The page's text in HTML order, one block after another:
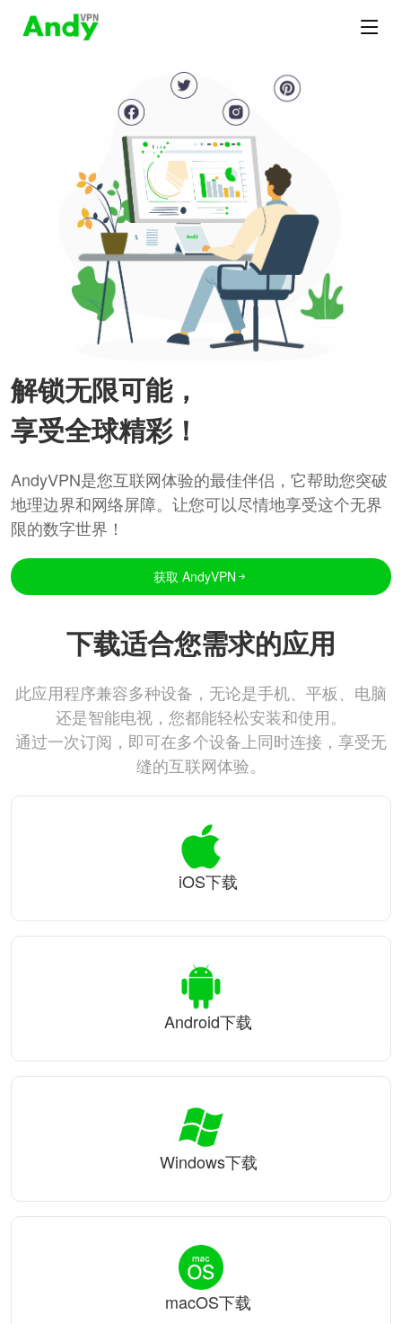
解锁无限可能，
享受全球精彩！
AndyVPN是您互联网体验的最佳伴侣，它帮助您突破
地理边界和网络屏障。让您可以尽情地享受这个无界
限的数字世界！
获取 AndyVPN
下载适合您需求的应用
此应用程序兼容多种设备，无论是手机、平板、电脑
还是智能电视，您都能轻松安装和使用。
通过一次订阅，即可在多个设备上同时连接，享受无
缝的互联网体验。
iOS下载
Android下载
Windows下载
macOS下载